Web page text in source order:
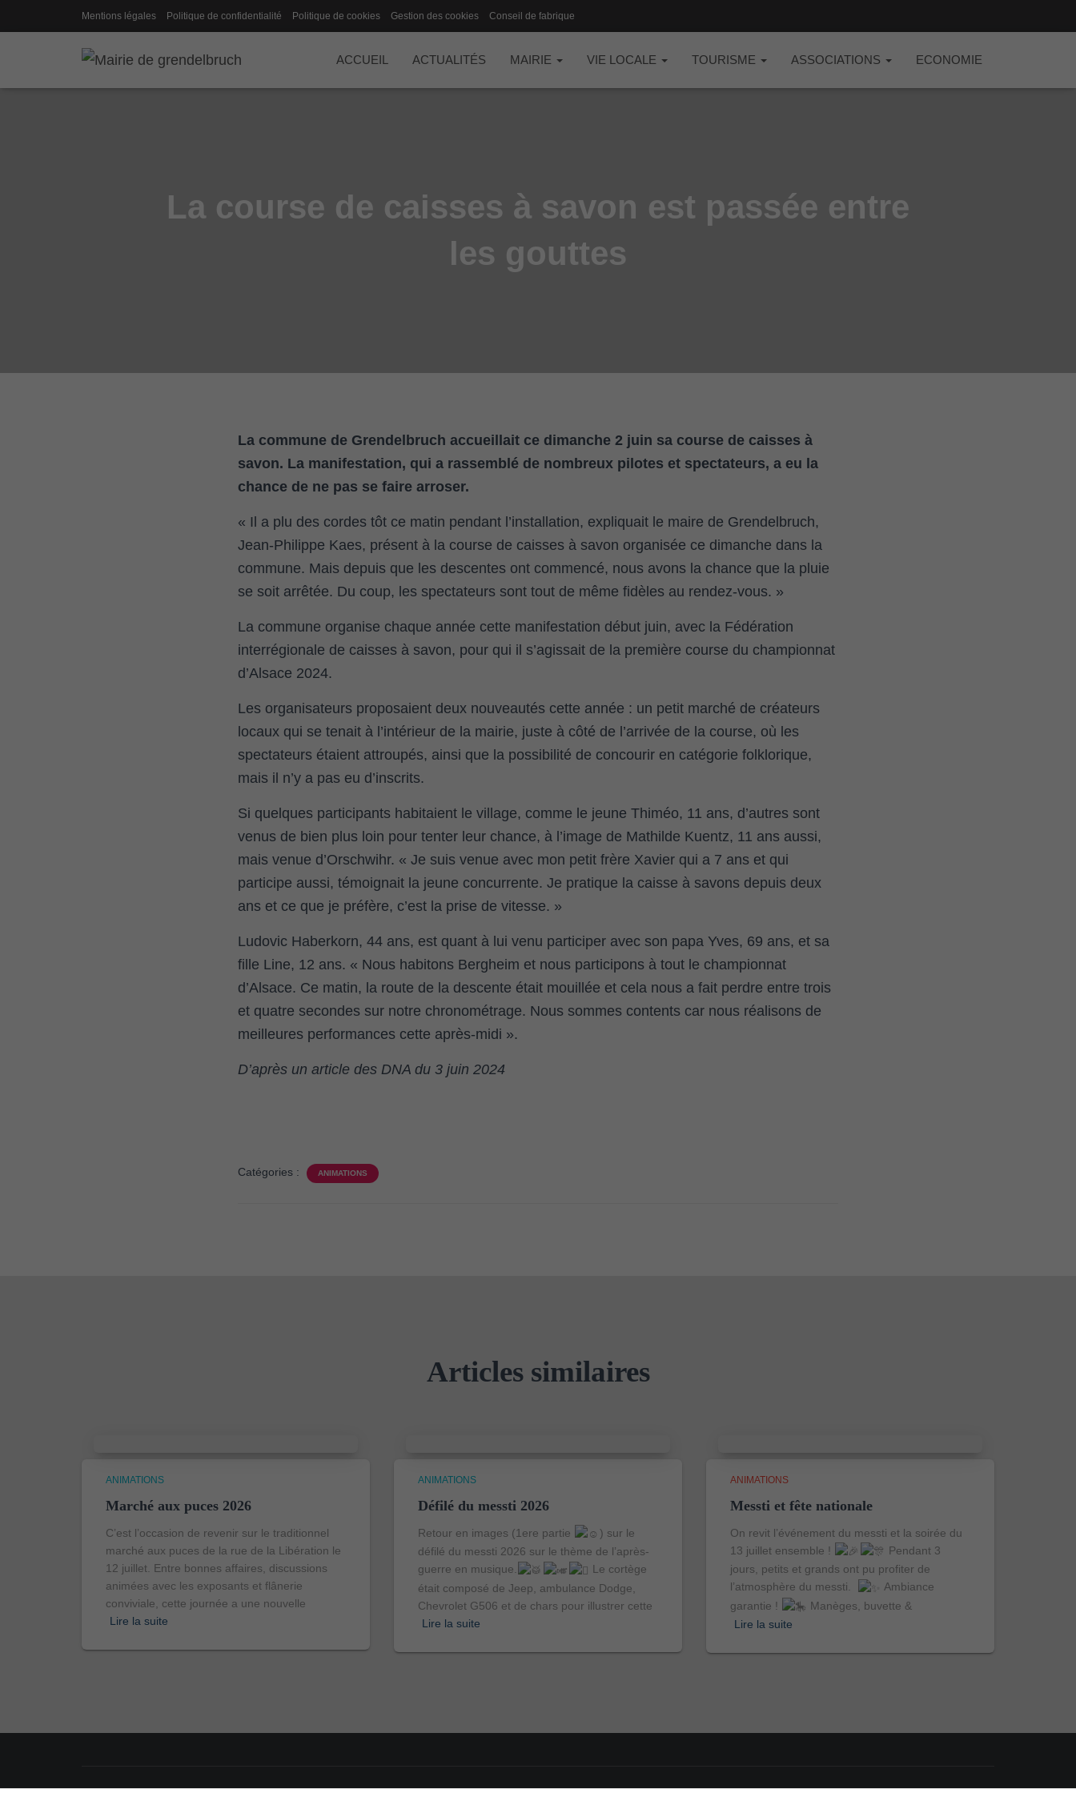
Mentions légales Politique de confidentialité Politique de cookies Gestion des cookies Conseil de fabrique
ACCUEIL ACTUALITÉS MAIRIE VIE LOCALE TOURISME ASSOCIATIONS ECONOMIE
La course de caisses à savon est passée entre
les gouttes
La commune de Grendelbruch accueillait ce dimanche 2 juin sa course de caisses à
savon. La manifestation, qui a rassemblé de nombreux pilotes et spectateurs, a eu la
chance de ne pas se faire arroser.
« Il a plu des cordes tôt ce matin pendant l’installation, expliquait le maire de Grendelbruch,
Jean-Philippe Kaes, présent à la course de caisses à savon organisée ce dimanche dans la
commune. Mais depuis que les descentes ont commencé, nous avons la chance que la pluie
se soit arrêtée. Du coup, les spectateurs sont tout de même fidèles au rendez-vous. »
La commune organise chaque année cette manifestation début juin, avec la Fédération
interrégionale de caisses à savon, pour qui il s’agissait de la première course du championnat
d’Alsace 2024.
Les organisateurs proposaient deux nouveautés cette année : un petit marché de créateurs
locaux qui se tenait à l’intérieur de la mairie, juste à côté de l’arrivée de la course, où les
spectateurs étaient attroupés, ainsi que la possibilité de concourir en catégorie folklorique,
mais il n’y a pas eu d’inscrits.
Si quelques participants habitaient le village, comme le jeune Thiméo, 11 ans, d’autres sont
venus de bien plus loin pour tenter leur chance, à l’image de Mathilde Kuentz, 11 ans aussi,
mais venue d’Orschwihr. « Je suis venue avec mon petit frère Xavier qui a 7 ans et qui
participe aussi, témoignait la jeune concurrente. Je pratique la caisse à savons depuis deux
ans et ce que je préfère, c’est la prise de vitesse. »
Ludovic Haberkorn, 44 ans, est quant à lui venu participer avec son papa Yves, 69 ans, et sa
fille Line, 12 ans. « Nous habitons Bergheim et nous participons à tout le championnat
d’Alsace. Ce matin, la route de la descente était mouillée et cela nous a fait perdre entre trois
et quatre secondes sur notre chronométrage. Nous sommes contents car nous réalisons de
meilleures performances cette après-midi ».
D’après un article des DNA du 3 juin 2024
Catégories : ANIMATIONS
Articles similaires
ANIMATIONS
Marché aux puces 2026
C’est l’occasion de revenir sur le traditionnel
marché aux puces de la rue de la Libération le
12 juillet. Entre bonnes affaires, discussions
animées avec les exposants et flânerie
conviviale, cette journée a une nouvelle
Lire la suite
ANIMATIONS
Défilé du messti 2026
Retour en images (1ere partie
) sur le
défilé du messti 2026 sur le thème de l’après-
guerre en musique.
Le cortège
était composé de Jeep, ambulance Dodge,
Chevrolet G506 et de chars pour illustrer cette
Lire la suite
ANIMATIONS
Messti et fête nationale
On revit l’événement du messti et la soirée du
13 juillet ensemble !
Pendant 3
jours, petits et grands ont pu profiter de
l’atmosphère du messti.
Ambiance
garantie !
Manèges, buvette &
Lire la suite